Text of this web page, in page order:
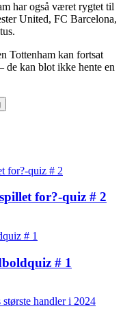
har også været rygtet til
United, FC Barcelona,
Tottenham kan fortsat
de kan blot ikke hente en
for?-quiz # 2
# 1